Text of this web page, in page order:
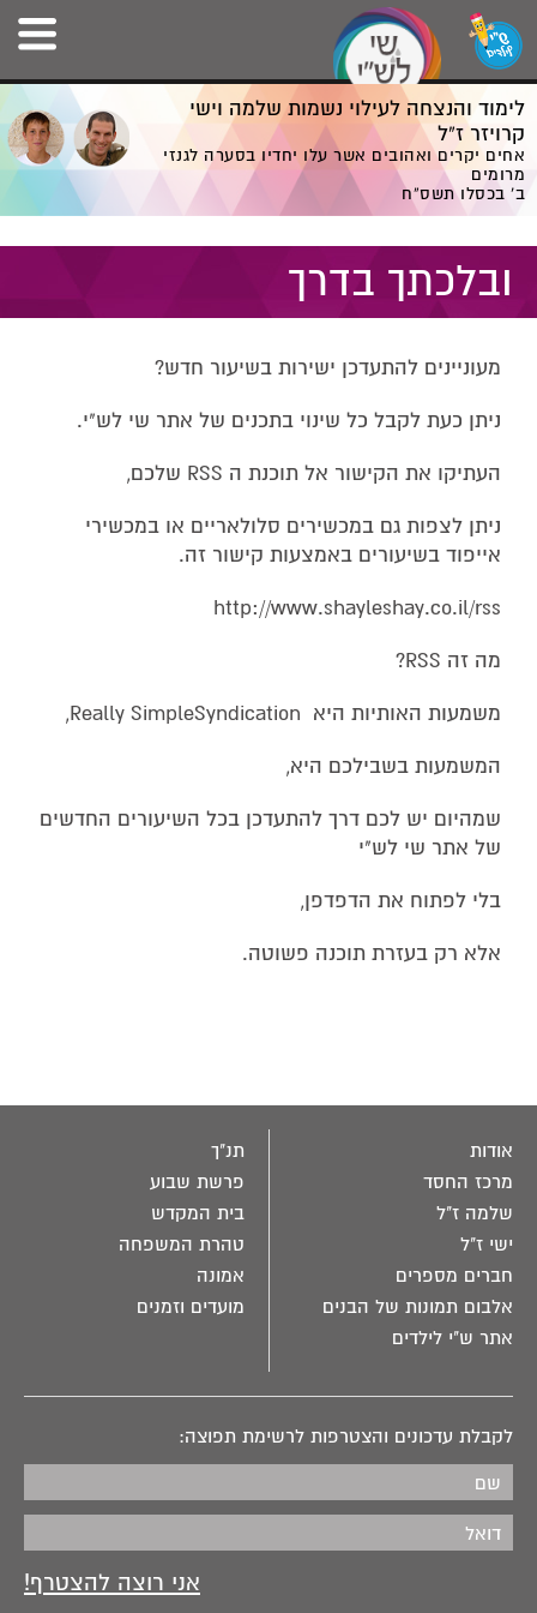
לימוד והנצחה לעילוי נשמות שלמה וישי
קרויזר ז”ל
אחים יקרים ואהובים אשר עלו יחדיו בסערה לגנזי
מרומים
ב' בכסלו תשס”ח
ובלכתך בדרך
מעוניינים להתעדכן ישירות בשיעור חדש?
ניתן כעת לקבל כל שינוי בתכנים של אתר שי לש"י.
העתיקו את הקישור אל תוכנת ה RSS שלכם,
ניתן לצפות גם במכשירים סלולאריים או במכשירי
אייפוד בשיעורים באמצעות קישור זה.
http://www.shayleshay.co.il/rss
מה זה RSS?
משמעות האותיות היא Really SimpleSyndication,
המשמעות בשבילכם היא,
שמהיום יש לכם דרך להתעדכן בכל השיעורים החדשים
של אתר שי לש"י
בלי לפתוח את הדפדפן,
אלא רק בעזרת תוכנה פשוטה.
אודות
מרכז החסד
שלמה ז"ל
ישי ז"ל
חברים מספרים
אלבום תמונות של הבנים
אתר ש"י לילדים
תנ"ך
פרשת שבוע
בית המקדש
טהרת המשפחה
אמונה
מועדים וזמנים
לקבלת עדכונים והצטרפות לרשימת תפוצה: